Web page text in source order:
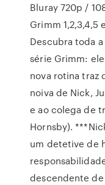
Bluray 720p /
Grimm 1,2,3,4,5
Descubra toda
série Grimm:
nova rotina traz
noiva de Nick,
e ao colega de
Hornsby).
um detetive de
descendente